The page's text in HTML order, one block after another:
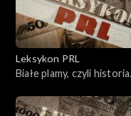
Leksykon PRL
Białe plamy, czyli historia